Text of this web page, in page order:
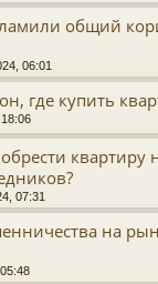
общий
06:01
где купить
квартиру
07:31
на